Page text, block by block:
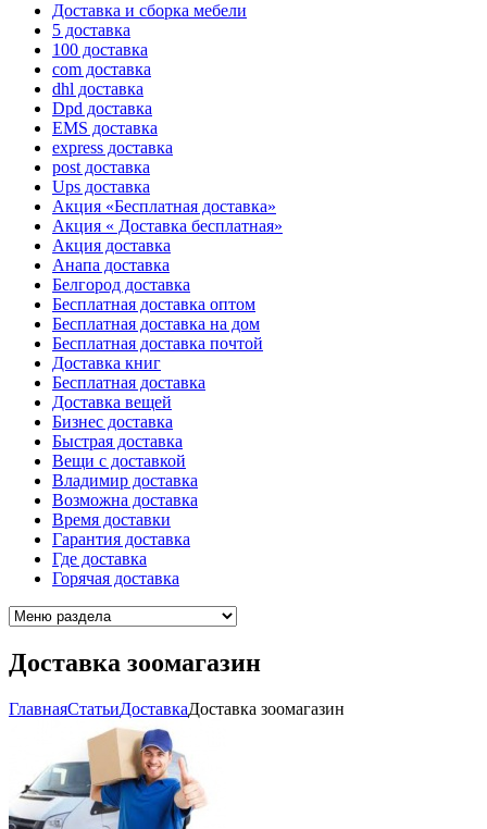
Доставка и сборка мебели
5 доставка
100 доставка
com доставка
dhl доставка
Dpd доставка
EMS доставка
express доставка
post доставка
Ups доставка
Акция «Бесплатная доставка»
Акция « Доставка бесплатная»
Акция доставка
Анапа доставка
Белгород доставка
Бесплатная доставка оптом
Бесплатная доставка на дом
Бесплатная доставка почтой
Доставка книг
Бесплатная доставка
Доставка вещей
Бизнес доставка
Быстрая доставка
Вещи с доставкой
Владимир доставка
Возможна доставка
Время доставки
Гарантия доставка
Где доставка
Горячая доставка
Доставка зоомагазин
ГлавнаяCтатьиДоставкаДоставка зоомагазин